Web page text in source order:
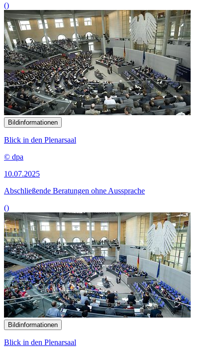
()
Bildinformationen
Blick in den Plenarsaal
© dpa
10.07.2025
Abschließende Beratungen ohne Aussprache
()
Bildinformationen
Blick in den Plenarsaal